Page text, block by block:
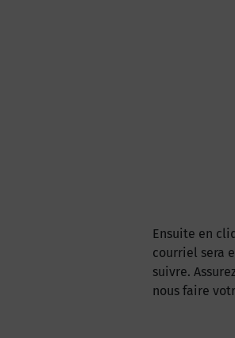
Ensuite en
courriel sera
suivre.
nous faire